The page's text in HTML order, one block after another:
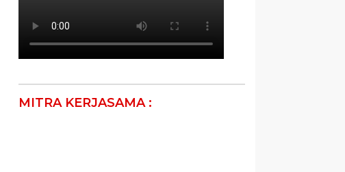
MITRA KERJASAMA :